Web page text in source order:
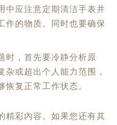
中应注意定期清洁手表并
作的物质。同时也要确保
时，首先要冷静分析原
杂或超出个人能力范围，
恢复正常工作状态。
精彩内容。如果您还有其